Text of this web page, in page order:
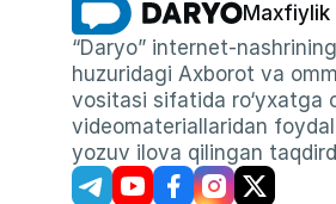
“Daryo” internet-
huzuridagi Axborot va
vositasi sifatida ro‘yxatga
videomateriallaridan
yozuv ilova qilingan